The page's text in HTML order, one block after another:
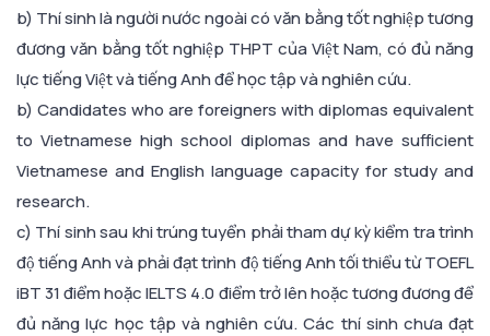
b) Thí sinh là người nước ngoài có văn bằng tốt nghiệp tương
đương văn bằng tốt nghiệp THPT của Việt Nam, có đủ năng
lực tiếng Việt và tiếng Anh để học tập và nghiên cứu.
b) Candidates who are foreigners with diplomas equivalent
to Vietnamese high school diplomas and have sufficient
Vietnamese and English language capacity for study and
research.
c) Thí sinh sau khi trúng tuyển phải tham dự kỳ kiểm tra trình
độ tiếng Anh và phải đạt trình độ tiếng Anh tối thiểu từ TOEFL
iBT 31 điểm hoặc IELTS 4.0 điểm trở lên hoặc tương đương để
đủ năng lực học tập và nghiên cứu. Các thí sinh chưa đạt